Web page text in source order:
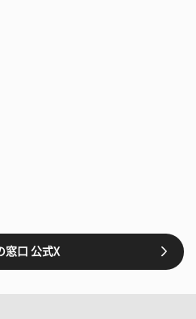
窓口 公式X